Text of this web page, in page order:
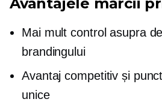
Mai mult control asupra
brandingului
Avantaj competitiv și
unice